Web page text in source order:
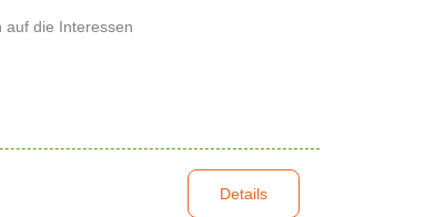
auf die Interessen
Details